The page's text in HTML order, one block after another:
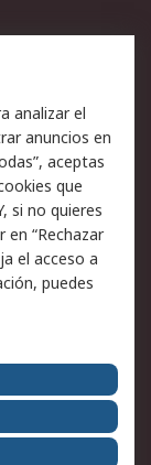
privacidad -
de emails
de venta
analizar el
anuncios en
aceptas
que
si no quieres
“Rechazar
el acceso a
puedes